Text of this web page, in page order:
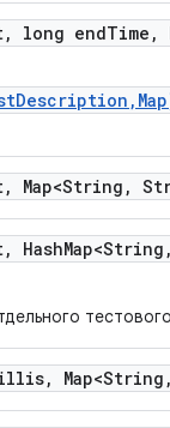
, long endTime ,
, Map<String ,
, HashMap<String ,
, Map<String ,